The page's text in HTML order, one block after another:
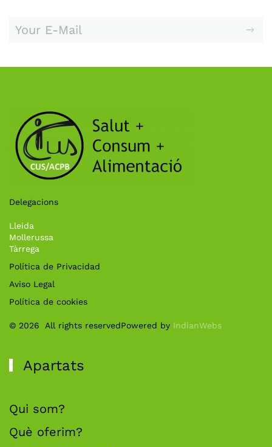
Delegacions
Lleida
Mollerussa
Tàrrega
Política de Privacidad
Aviso Legal
Política de cookies
© 2026 All rights reservedPowered by IndianWebs
Apartats
Qui som?
Què oferim?